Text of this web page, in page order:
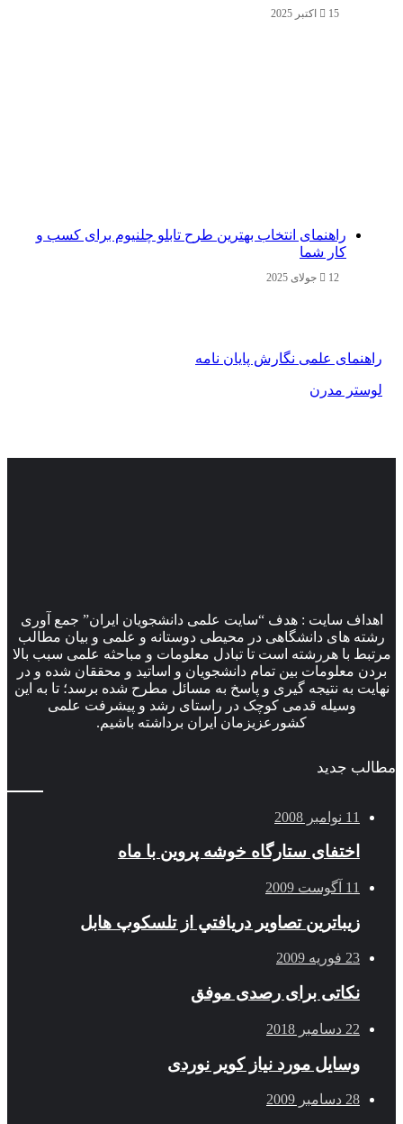
15 اکتبر 2025
راهنمای انتخاب بهترین طرح تابلو چلنیوم برای کسب و
کار شما
12 جولای 2025
راهنمای علمی نگارش پایان نامه
لوستر مدرن
اهداف سایت : هدف “سایت علمی دانشجویان ایران” جمع آوری
رشته های دانشگاهی در محیطی دوستانه و علمی و بیان مطالب
مرتبط با هررشته است تا تبادل معلومات و مباحثه علمی سبب بالا
بردن معلومات بین تمام دانشجویان و اساتید و محققان شده و در
نهایت به نتیجه گیری و پاسخ به مسائل مطرح شده برسد؛ تا به این
وسیله قدمی کوچک در راستای رشد و پیشرفت علمی
کشورعزیزمان ایران برداشته باشیم.
مطالب جدید
11 نوامبر 2008
اختفای ستارگاه خوشه پروین با ماه
11 آگوست 2009
زيباترين تصاوير دريافتي از تلسكوپ هابل
23 فوریه 2009
نکاتی برای رصدی موفق
22 دسامبر 2018
وسایل مورد نیاز کویر نوردی
28 دسامبر 2009